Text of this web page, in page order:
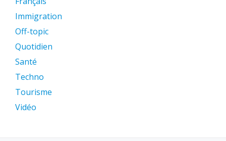
Immigration
Off-topic
Quotidien
Santé
Techno
Tourisme
Vidéo